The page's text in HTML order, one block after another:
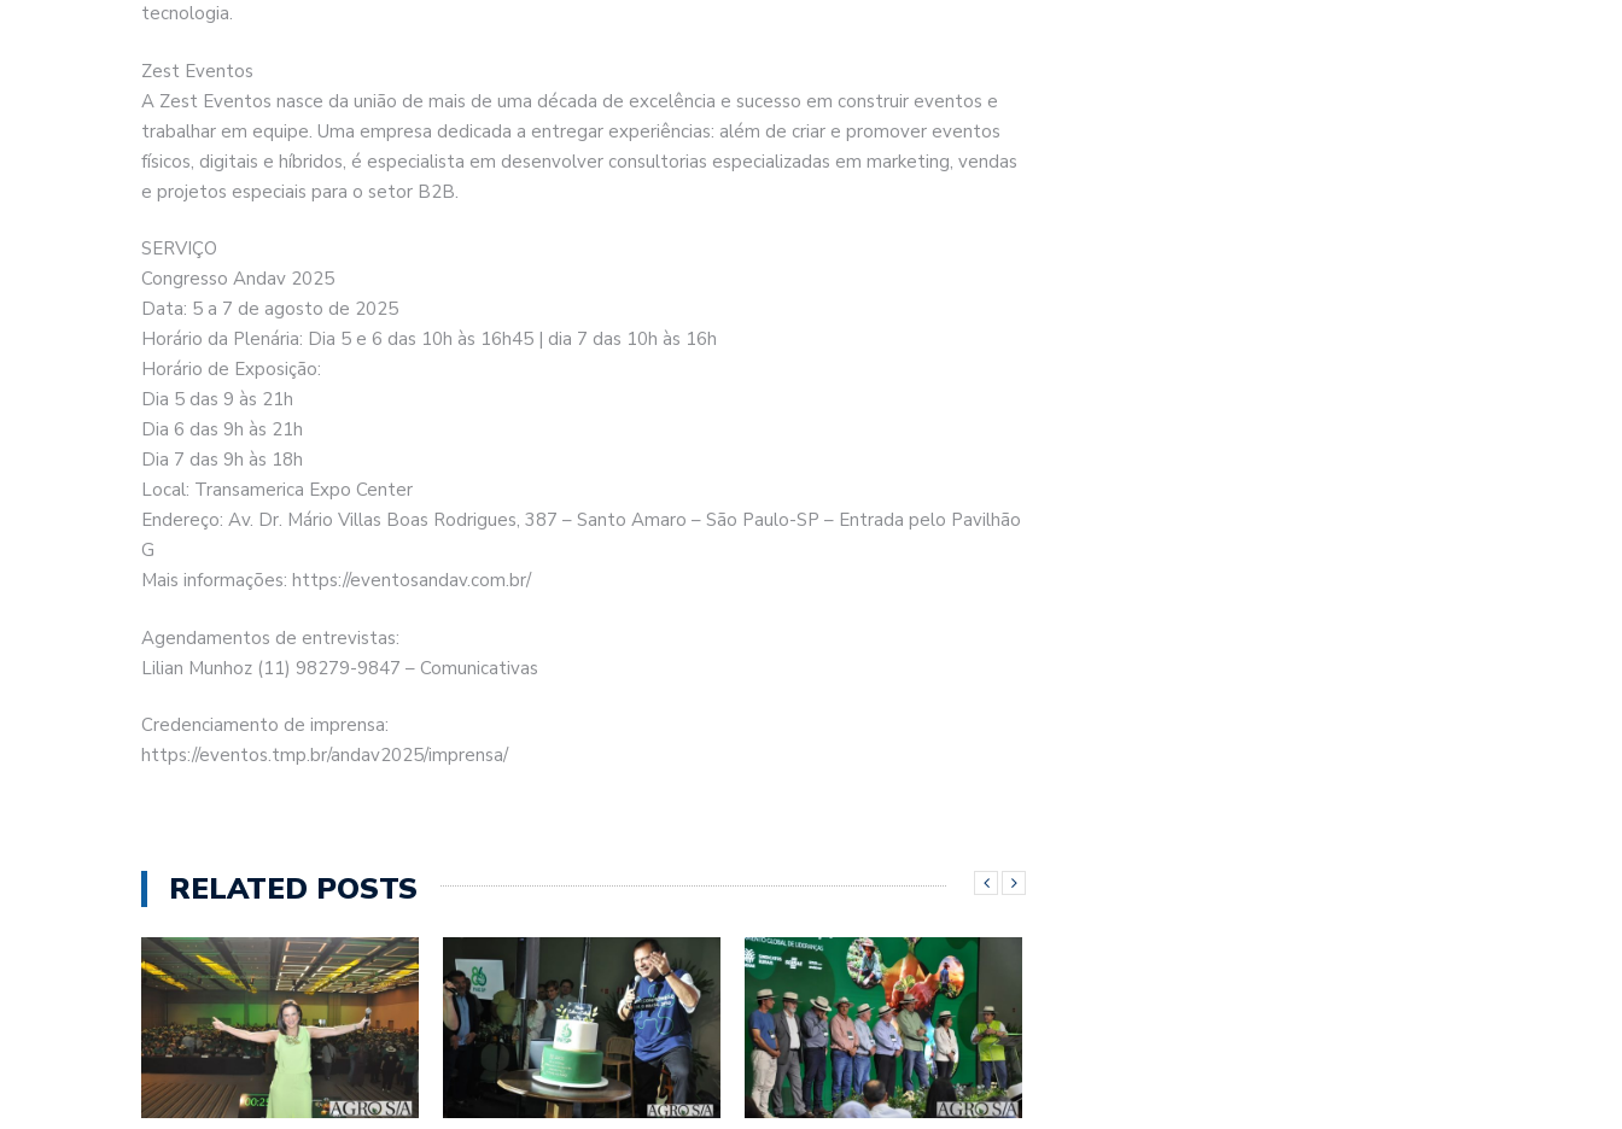
tecnologia.
Zest Eventos
A Zest Eventos nasce da união de mais de uma década de excelência e sucesso em construir eventos e
trabalhar em equipe. Uma empresa dedicada a entregar experiências: além de criar e promover eventos
físicos, digitais e híbridos, é especialista em desenvolver consultorias especializadas em marketing, vendas
e projetos especiais para o setor B2B.
SERVIÇO
Congresso Andav 2025
Data: 5 a 7 de agosto de 2025
Horário da Plenária: Dia 5 e 6 das 10h às 16h45 | dia 7 das 10h às 16h
Horário de Exposição:
Dia 5 das 9 às 21h
Dia 6 das 9h às 21h
Dia 7 das 9h às 18h
Local: Transamerica Expo Center
Endereço: Av. Dr. Mário Villas Boas Rodrigues, 387 – Santo Amaro – São Paulo-SP – Entrada pelo Pavilhão
G
Mais informações: https://eventosandav.com.br/
Agendamentos de entrevistas:
Lilian Munhoz (11) 98279-9847 – Comunicativas
Credenciamento de imprensa:
https://eventos.tmp.br/andav2025/imprensa/
RELATED POSTS